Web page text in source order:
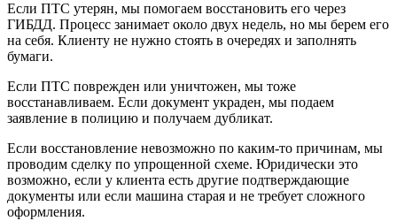
Если ПТС утерян, мы помогаем восстановить его через
ГИБДД. Процесс занимает около двух недель, но мы берем его
на себя. Клиенту не нужно стоять в очередях и заполнять
бумаги.
Если ПТС поврежден или уничтожен, мы тоже
восстанавливаем. Если документ украден, мы подаем
заявление в полицию и получаем дубликат.
Если восстановление невозможно по каким-то причинам, мы
проводим сделку по упрощенной схеме. Юридически это
возможно, если у клиента есть другие подтверждающие
документы или если машина старая и не требует сложного
оформления.